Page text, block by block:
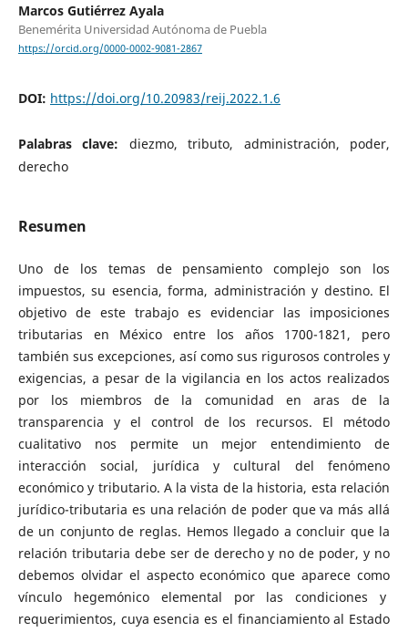
Marcos Gutiérrez Ayala
Benemérita Universidad Autónoma de Puebla
https://orcid.org/0000-0002-9081-2867
DOI: https://doi.org/10.20983/reij.2022.1.6
Palabras clave: diezmo, tributo, administración, poder,
derecho
Resumen
Uno de los temas de pensamiento complejo son los
impuestos, su esencia, forma, administración y destino. El
objetivo de este trabajo es evidenciar las imposiciones
tributarias en México entre los años 1700-1821, pero
también sus excepciones, así como sus rigurosos controles y
exigencias, a pesar de la vigilancia en los actos realizados
por los miembros de la comunidad en aras de la
transparencia y el control de los recursos. El método
cualitativo nos permite un mejor entendimiento de
interacción social, jurídica y cultural del fenómeno
económico y tributario. A la vista de la historia, esta relación
jurídico-tributaria es una relación de poder que va más allá
de un conjunto de reglas. Hemos llegado a concluir que la
relación tributaria debe ser de derecho y no de poder, y no
debemos olvidar el aspecto económico que aparece como
vínculo hegemónico elemental por las condiciones y
requerimientos, cuya esencia es el financiamiento al Estado